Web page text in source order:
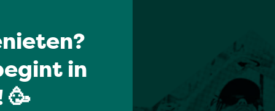
in
🥳